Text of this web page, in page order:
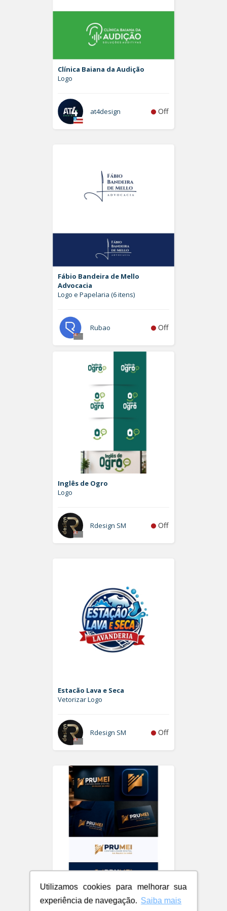
Utilizamos cookies para melhorar sua
experiência de navegação. Saiba mais
Clínica Baiana da Audição
Logo
at4design Off
Fábio Bandeira de Mello
Advocacia
Logo e Papelaria (6 itens)
Rubao Off
Inglês de Ogro
Logo
Rdesign SM Off
Estacão Lava e Seca
Vetorizar Logo
Rdesign SM Off
PRUMEI - Contabilidade Digital
Logo